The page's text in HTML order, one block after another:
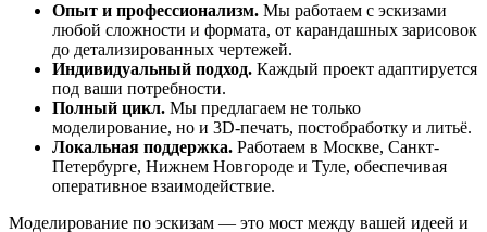
Опыт и профессионализм. Мы работаем с эскизами
любой сложности и формата, от карандашных зарисовок
до детализированных чертежей.
Индивидуальный подход. Каждый проект адаптируется
под ваши потребности.
Полный цикл. Мы предлагаем не только
моделирование, но и 3D-печать, постобработку и литьё.
Локальная поддержка. Работаем в Москве, Санкт-
Петербурге, Нижнем Новгороде и Туле, обеспечивая
оперативное взаимодействие.
Моделирование по эскизам — это мост между вашей идеей и